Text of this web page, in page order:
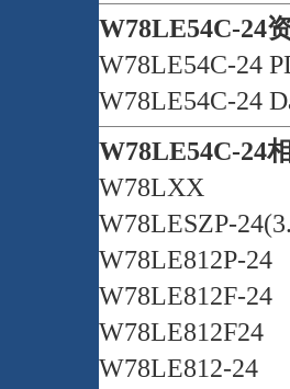
W78LE54C-24
W78LE54C-24
W78LE54C-24
W78LE54C-24
W78LXX
W78LESZP-24(3.
W78LE812P-24
W78LE812F-24
W78LE812F24
W78LE812-24